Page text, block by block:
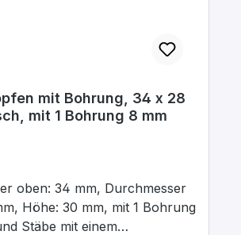
mit Bohrung, 34 x 28
mit 1 Bohrung 8 mm
oben: 34 mm, Durchmesser
Höhe: 30 mm, mit 1 Bohrung
Stäbe mit einem